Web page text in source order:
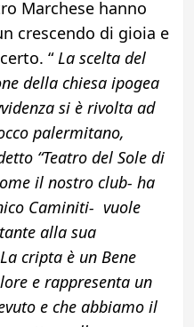
Marchese hanno
crescendo di gioia e
“La scelta del
della chiesa ipogea
si è rivolta ad
palermitano,
“Teatro del Sole di
il nostro club- ha
Caminiti- vuole
alla sua
cripta è un Bene
e rappresenta un
e che abbiamo il